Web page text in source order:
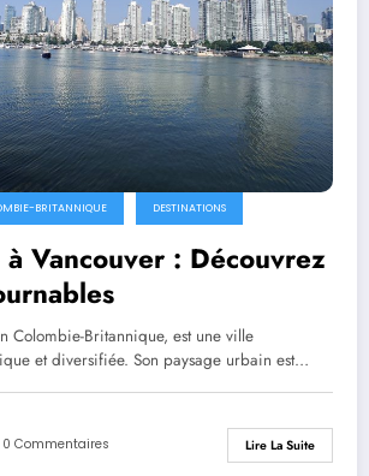
BRITANNIQUE DESTINATIONS
Vancouver : Découvrez
Colombie-Britannique, est une ville
et diversifiée. Son paysage urbain est…
0 Commentaires Lire La Suite